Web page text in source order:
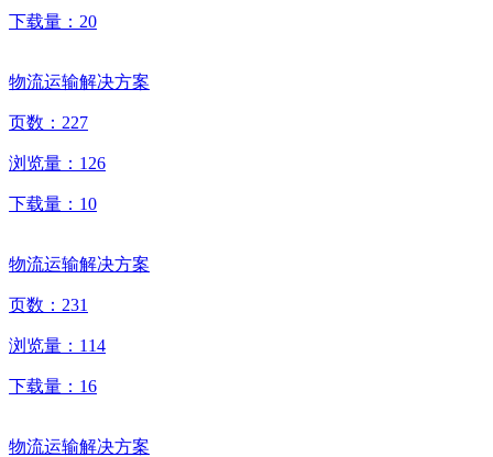
下载量： 20
物流运输解决方案
页数： 227
浏览量： 126
下载量： 10
物流运输解决方案
页数： 231
浏览量： 114
下载量： 16
物流运输解决方案